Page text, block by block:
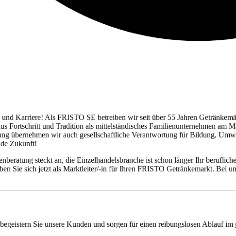
Karriere! Als FRISTO SE betreiben wir seit über 55 Jahren
Fortschritt und Tradition als mittelständisches Familienunternehmen am
übernehmen wir auch gesellschaftliche Verantwortung für Bildung,
Zukunft!
steckt an, die Einzelhandelsbranche ist schon länger Ihr
Sie sich jetzt als Marktleiter/-in für Ihren FRISTO Getränkemarkt. Bei
Sie unsere Kunden und sorgen für einen reibungslosen Ablauf im